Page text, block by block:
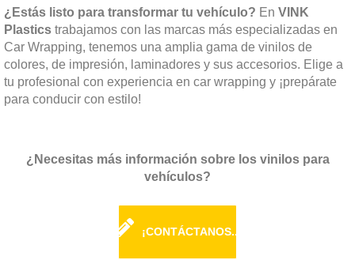
¿Estás listo para transformar tu vehículo? En VINK
Plastics trabajamos con las marcas más especializadas en
Car Wrapping, tenemos una amplia gama de vinilos de
colores, de impresión, laminadores y sus accesorios. Elige a
tu profesional con experiencia en car wrapping y ¡prepárate
para conducir con estilo!
¿Necesitas más información sobre los vinilos para
vehículos?
¡CONTÁCTANOS...